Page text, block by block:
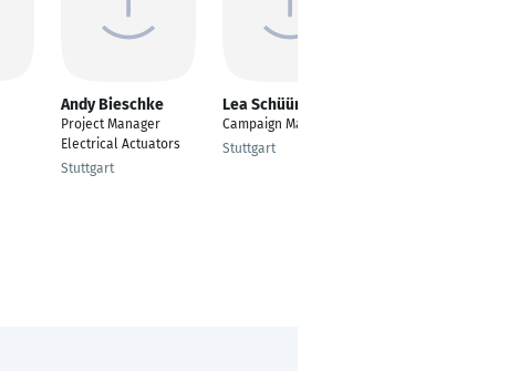
Andy Bieschke
Project Manager
Electrical Actuators
Stuttgart
Lea Schüürhuis
Campaign Manager
Stuttgart